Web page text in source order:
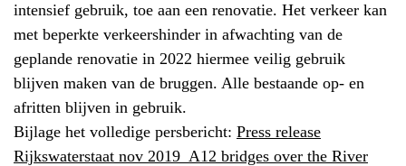
intensief gebruik, toe aan een renovatie. Het verkeer kan
met beperkte verkeershinder in afwachting van de
geplande renovatie in 2022 hiermee veilig gebruik
blijven maken van de bruggen. Alle bestaande op- en
afritten blijven in gebruik.
Bijlage het volledige persbericht: Press release
Rijkswaterstaat nov 2019_A12 bridges over the River